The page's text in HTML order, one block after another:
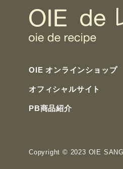
OIE オンラインショップ
オフィシャルサイト
PB商品紹介
Copyright © 2023 OIE